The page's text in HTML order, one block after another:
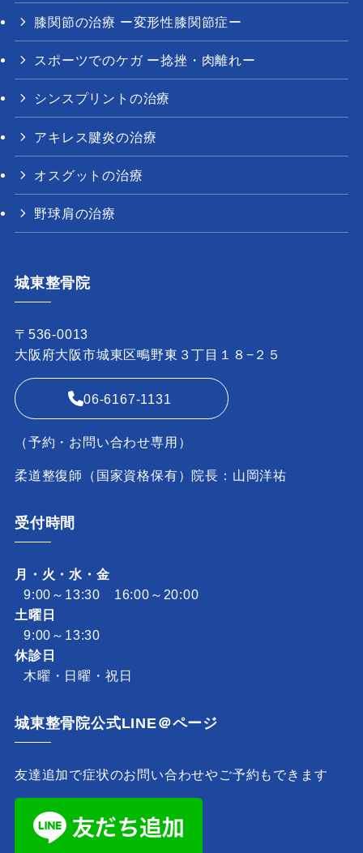
膝関節の治療 ー変形性膝関節症ー
スポーツでのケガ ー捻挫・肉離れー
シンスプリントの治療
アキレス腱炎の治療
オスグットの治療
野球肩の治療
城東整骨院
〒536-0013
大阪府大阪市城東区鴫野東３丁目１８−２５
06-6167-1131
（予約・お問い合わせ専用）
柔道整復師（国家資格保有）院長：山岡洋祐
受付時間
月・火・水・金
9:00～13:30 16:00～20:00
土曜日
9:00～13:30
休診日
木曜・日曜・祝日
城東整骨院公式LINE＠ページ
友達追加で症状のお問い合わせやご予約もできます